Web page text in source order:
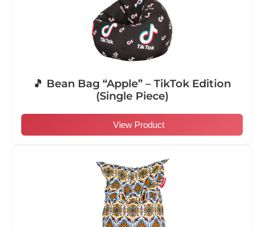
🎵 Bean Bag “Apple” – TikTok Edition
(Single Piece)
View Product